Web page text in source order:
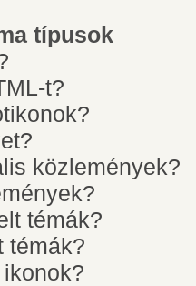
típusok
t?
közlemények?
témák?
témák?